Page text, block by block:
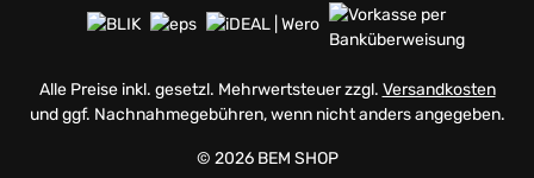
© 2026 BEM SHOP
Alle Preise inkl. gesetzl. Mehrwertsteuer zzgl. Versandkosten
und ggf. Nachnahmegebühren, wenn nicht anders angegeben.